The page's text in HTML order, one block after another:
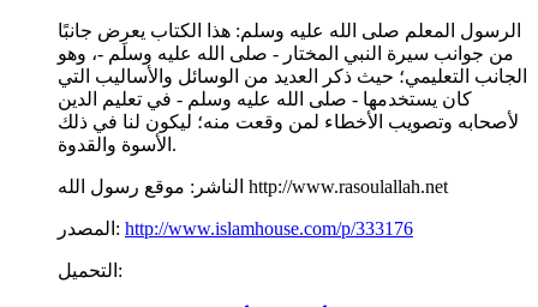
الرسول المعلم صلى الله عليه وسلم: هذا الكتاب يعرِض جانبًا
من جوانب سيرة النبي المختار - صلى الله عليه وسلم -، وهو
الجانب التعليمي؛ حيث ذكر العديد من الوسائل والأساليب التي
كان يستخدمها - صلى الله عليه وسلم - في تعليم الدين
لأصحابه وتصويب الأخطاء لمن وقعت منه؛ ليكون لنا في ذلك
الأسوة والقدوة.
الناشر: موقع رسول الله http://www.rasoulallah.net
المصدر: http://www.islamhouse.com/p/333176
التحميل: